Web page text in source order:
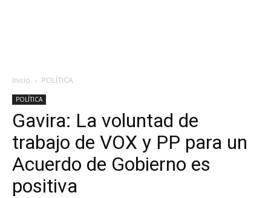
Inicio POLÍTICA
POLÍTICA
Gavira: La voluntad de
trabajo de VOX y PP para un
Acuerdo de Gobierno es
positiva